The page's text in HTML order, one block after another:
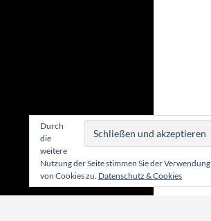
Durch
die
weitere
Nutzung der Seite stimmen Sie der Verwendung
von Cookies zu. Datenschutz & Cookies